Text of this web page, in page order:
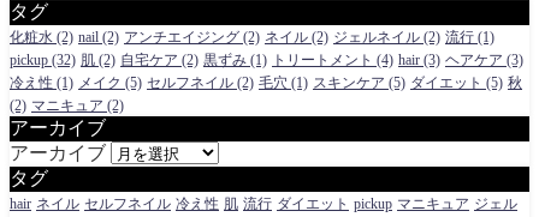
タグ
化粧水 (2) nail (2) アンチエイジング (2) ネイル (2) ジェルネイル (2) 流行 (1)
pickup (32) 肌 (2) 自宅ケア (2) 黒ずみ (1) トリートメント (4) hair (3) ヘアケア (3)
冷え性 (1) メイク (5) セルフネイル (2) 毛穴 (1) スキンケア (5) ダイエット (5) 秋
(2) マニキュア (2)
アーカイブ
アーカイブ
タグ
hair ネイル セルフネイル 冷え性 肌 流行 ダイエット pickup マニキュア ジェル